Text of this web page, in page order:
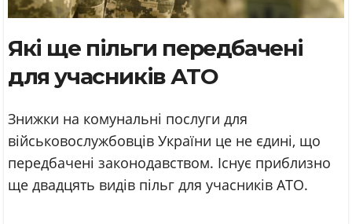
Які ще пільги передбачені
для учасників АТО
Знижки на комунальні послуги для
військовослужбовців України це не єдині, що
передбачені законодавством. Існує приблизно
ще двадцять видів пільг для учасників АТО.